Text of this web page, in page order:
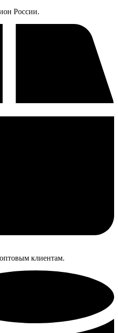
России.
клиентам.